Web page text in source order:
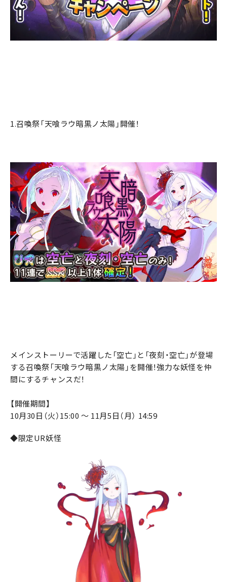
1.召喚祭「天喰ラウ暗黒ノ太陽」開催！
メインストーリーで活躍した「空亡」と「夜刻・空亡」が登場
する召喚祭「天喰ラウ暗黒ノ太陽」を開催！強力な妖怪を仲
間にするチャンスだ！
【開催期間】
10月30日（火）15:00 ～ 11月5日（月） 14:59
◆限定UR妖怪